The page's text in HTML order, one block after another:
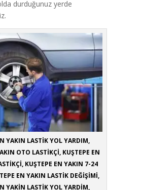
durduğunuz yerde
YAKIN LASTİK YOL YARDIM,
OTO LASTİKÇİ, KUŞTEPE EN
KUŞTEPE EN YAKIN 7-24
EN YAKIN LASTİK DEĞİŞİMİ,
YAKİN LASTİK YOL YARDİM,